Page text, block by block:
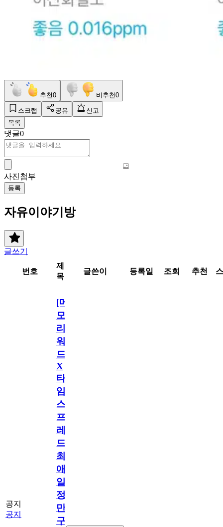
추천0 비추천0
스크랩 공유
신고
목록
댓글0
사진첨부
등록
자유이야기방
글쓰기
번호
제
목
글쓴이 등록일 조회 추천
공지
공지
[메
모
리
워
드
X
타
임
스
프
레
드]
최
애
일
정
만
구